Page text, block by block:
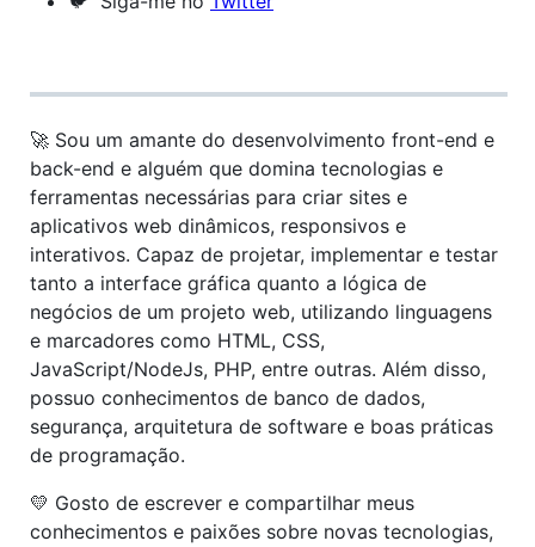
🚀 Sou um amante do desenvolvimento front-end e
back-end e alguém que domina tecnologias e
ferramentas necessárias para criar sites e
aplicativos web dinâmicos, responsivos e
interativos. Capaz de projetar, implementar e testar
tanto a interface gráfica quanto a lógica de
negócios de um projeto web, utilizando linguagens
e marcadores como HTML, CSS,
JavaScript/NodeJs, PHP, entre outras. Além disso,
possuo conhecimentos de banco de dados,
segurança, arquitetura de software e boas práticas
de programação.
💛 Gosto de escrever e compartilhar meus
conhecimentos e paixões sobre novas tecnologias,